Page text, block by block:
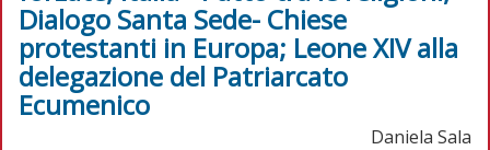
Dialogo Santa Sede- Chiese
protestanti in Europa; Leone XIV alla
delegazione del Patriarcato
Ecumenico
Daniela Sala